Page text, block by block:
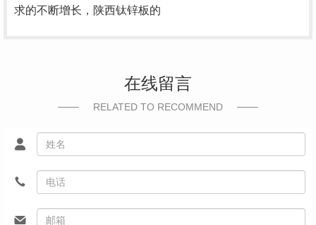
求的不断增长，陕西钛锌板的
在线留言
RELATED TO RECOMMEND